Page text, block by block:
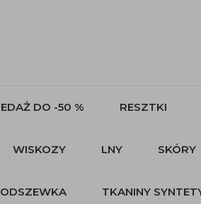
DO -50 % RESZTKI
WISKOZY LNY SKÓRY
TKANINY